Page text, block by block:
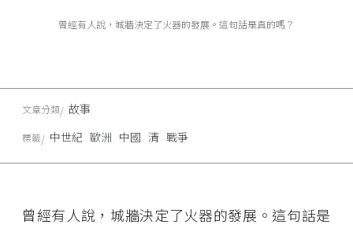
曾經有人說，城牆決定了火器的發展。這句話是真的嗎？
曾經有人說，城牆決定了火器的發展。這句話是
文章分類 故事
標籤 中世紀 歐洲 中國 清 戰爭